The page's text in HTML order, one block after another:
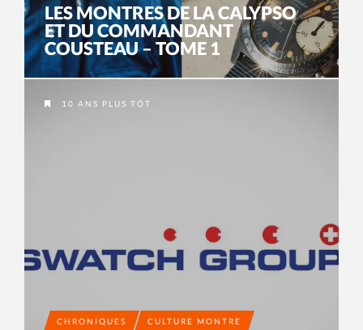
LES MONTRES DE LA CALYPSO
ET DU COMMANDANT
COUSTEAU – TOME 1
10 ANS PLUS TÔT
CHRONIQUES CULTURE MONTRE